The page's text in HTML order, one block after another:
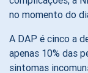
no momento do
A DAP é cinco a
apenas 10% das
sintomas